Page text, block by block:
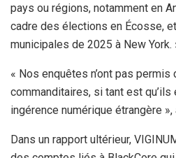
pays ou régions, notamment en
cadre des élections en Écosse,
municipales de 2025 à New York.
« Nos enquêtes n’ont pas permis
commanditaires, si tant est
ingérence numérique étrangère
Dans un rapport ultérieur,